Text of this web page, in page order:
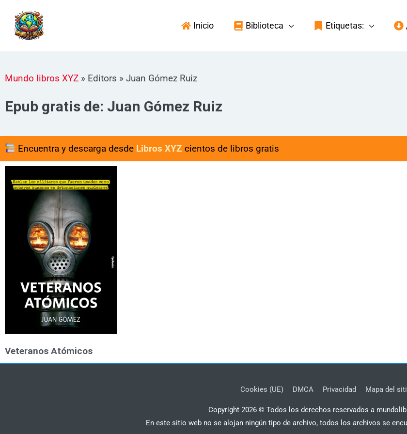
contenido
Inicio Biblioteca Etiquetas:
Mundo libros XYZ » Editors » Juan Gómez Ruiz
Epub gratis de: Juan Gómez Ruiz
Encuentra y descarga desde Libros XYZ cientos de libros gratis
Veteranos Atómicos
Cookies (UE) DMCA Privacidad Mapa del
Copyright 2026 © Todos los derechos reservados a
En este sitio web no se alojan ningún tipo de archivo, todos los archivos se